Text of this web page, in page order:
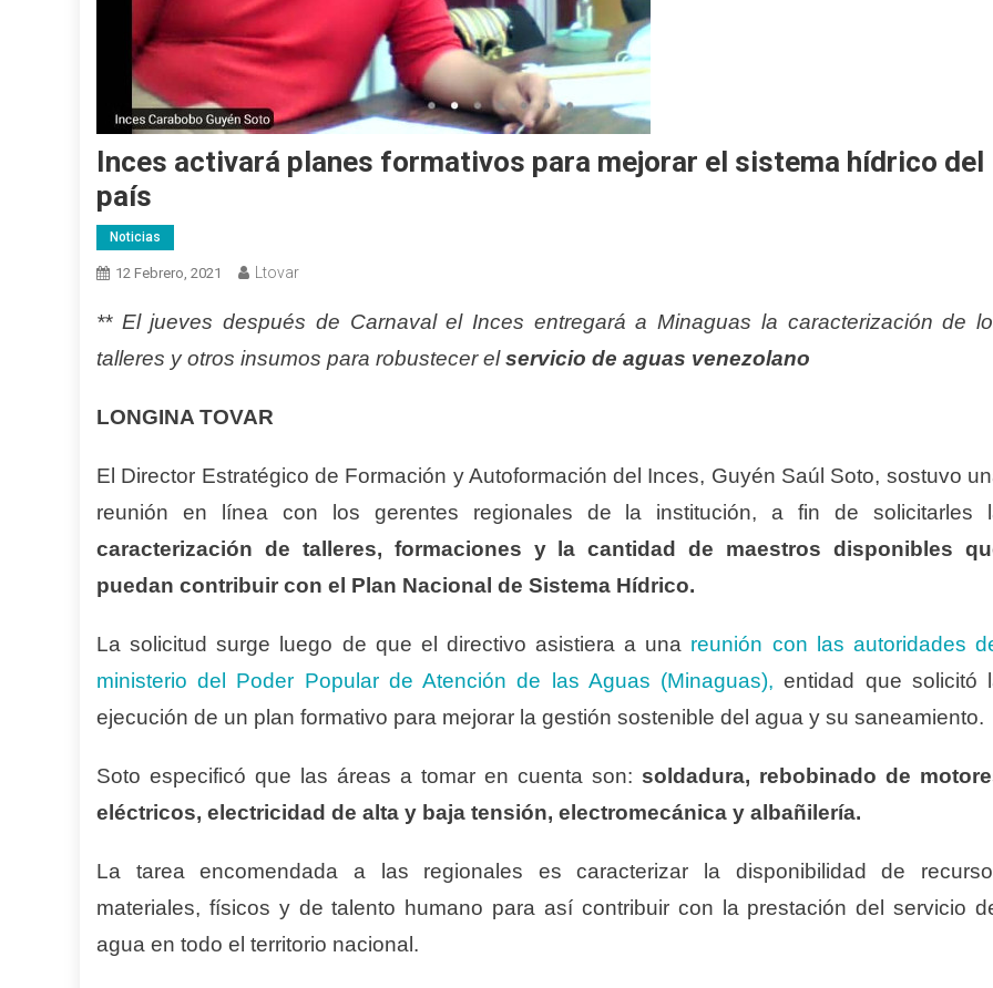
Inces activará planes formativos para mejorar el sistema hídrico del
país
Noticias
12 Febrero, 2021 Ltovar
** El jueves después de Carnaval el Inces entregará a Minaguas la caracterización de
talleres y otros insumos para robustecer elservicio de aguas venezolano
LONGINA TOVAR
El Director Estratégico de Formación y Autoformación del Inces, Guyén Saúl Soto, sostuvo
reunión en línea con los gerentes regionales de la institución, a fin de solicitarles
caracterización de talleres, formaciones y la cantidad de maestros disponibles
puedan contribuir con el Plan Nacional de Sistema Hídrico.
La solicitud surge luego de que el directivo asistiera a una reunión con las autoridades
ministerio del Poder Popular de Atención de las Aguas (Minaguas), entidad que solicitó
ejecución de un plan formativo para mejorar la gestión sostenible del agua y su saneamiento.
Soto especificó que las áreas a tomar en cuenta son: soldadura, rebobinado de
eléctricos, electricidad de alta y baja tensión, electromecánica y albañilería.
La tarea encomendada a las regionales es caracterizar la disponibilidad de
materiales, físicos y de talento humano para así contribuir con la prestación del servicio
agua en todo el territorio nacional.